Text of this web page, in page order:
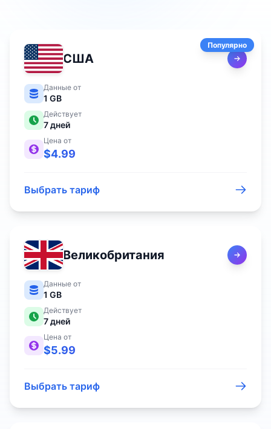
Популярно
США
Данные от
1 GB
Действует
7дней
Цена от
$4.99
Выбрать тариф
Великобритания
Данные от
1 GB
Действует
7дней
Цена от
$5.99
Выбрать тариф